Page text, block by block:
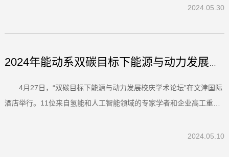
中国建筑材料科学研究总院重大项目办主任魏丽颖致辞，项目负责人
2024.05.30
4月27日，“双碳目标下能源与动力发展校庆学术论坛”在文津国际
酒店举行。11位来自氢能和人工智能领域的专家学者和企业高工重点
及其对能动行业未来发展的影响与挑战等领域展开交流研讨。论坛首
2024.05.10